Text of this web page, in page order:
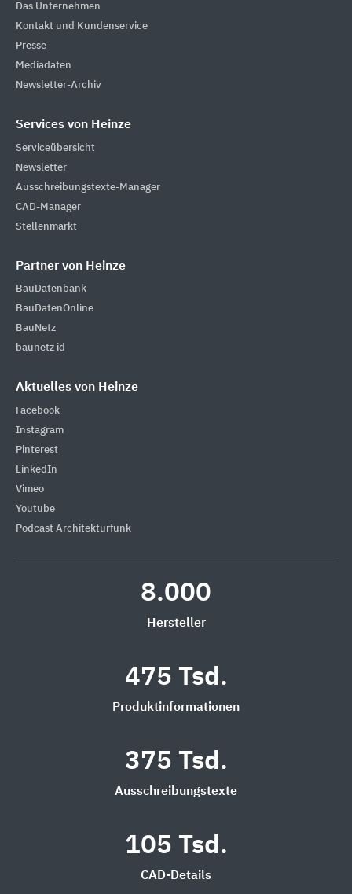
Das Unternehmen
Kontakt und Kundenservice
Presse
Mediadaten
Newsletter-Archiv
Services von Heinze
Serviceübersicht
Newsletter
Ausschreibungstexte-Manager
CAD-Manager
Stellenmarkt
Partner von Heinze
BauDatenbank
BauDatenOnline
BauNetz
baunetz id
Aktuelles von Heinze
Facebook
Instagram
Pinterest
LinkedIn
Vimeo
Youtube
Podcast Architekturfunk
8.000
Hersteller
475 Tsd.
Produktinformationen
375 Tsd.
Ausschreibungstexte
105 Tsd.
CAD-Details